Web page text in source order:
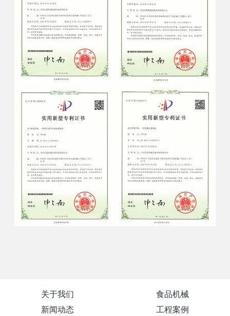
关于我们
食品机械
新闻动态
工程案例